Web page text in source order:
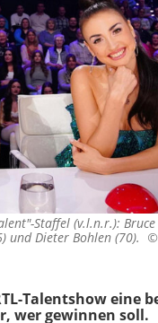
Staffel (v.l.n.r.):
und Dieter Bohlen (70). ©
Talentshow eine
wer gewinnen soll.